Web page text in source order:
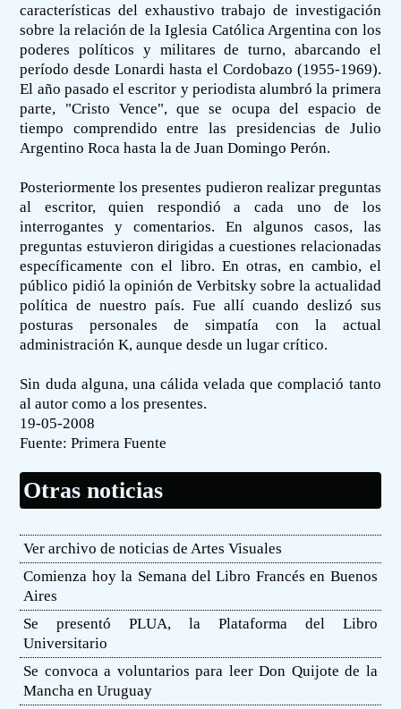
características del exhaustivo trabajo de investigación
sobre la relación de la Iglesia Católica Argentina con los
poderes políticos y militares de turno, abarcando el
período desde Lonardi hasta el Cordobazo (1955-1969).
El año pasado el escritor y periodista alumbró la primera
parte, "Cristo Vence", que se ocupa del espacio de
tiempo comprendido entre las presidencias de Julio
Argentino Roca hasta la de Juan Domingo Perón.
Posteriormente los presentes pudieron realizar preguntas
al escritor, quien respondió a cada uno de los
interrogantes y comentarios. En algunos casos, las
preguntas estuvieron dirigidas a cuestiones relacionadas
específicamente con el libro. En otras, en cambio, el
público pidió la opinión de Verbitsky sobre la actualidad
política de nuestro país. Fue allí cuando deslizó sus
posturas personales de simpatía con la actual
administración K, aunque desde un lugar crítico.
Sin duda alguna, una cálida velada que complació tanto
al autor como a los presentes.
19-05-2008
Fuente:Primera Fuente
Otras noticias
Ver archivo de noticias de Artes Visuales
Comienza hoy la Semana del Libro Francés en Buenos
Aires
Se presentó PLUA, la Plataforma del Libro
Universitario
Se convoca a voluntarios para leer Don Quijote de la
Mancha en Uruguay